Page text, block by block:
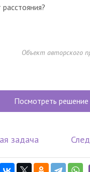
расстояния?
Объект авторского
Посмотреть решение
задача